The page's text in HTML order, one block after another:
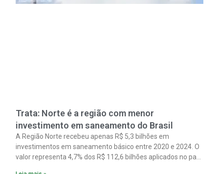
Trata: Norte é a região com menor
investimento em saneamento do Brasil
A Região Norte recebeu apenas R$ 5,3 bilhões em
investimentos em saneamento básico entre 2020 e 2024. O
valor representa 4,7% dos R$ 112,6 bilhões aplicados no país